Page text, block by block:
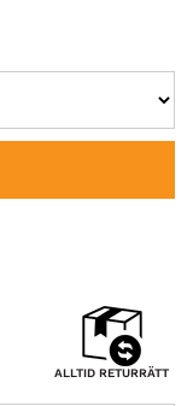
ALLTID RETURRÄTT